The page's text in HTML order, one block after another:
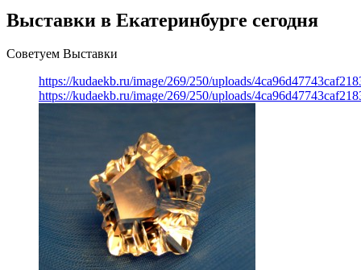
Выставки в Екатеринбурге сегодня
Советуем Выставки
https://kudaekb.ru/image/269/250/uploads/
https://kudaekb.ru/image/269/250/uploads/